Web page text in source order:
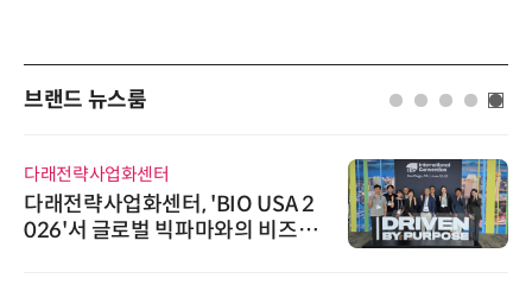
브랜드 뉴스룸
다래전략사업화센터
다래전략사업화센터, 'BIO USA 2
026'서 글로벌 빅파마와의 비즈니